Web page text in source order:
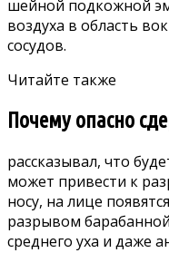
шейной подкожной
воздуха в область
сосудов.
Читайте также
Почему опасно
рассказывал, что
может привести к
носу, на лице
разрывом
среднего уха и даже